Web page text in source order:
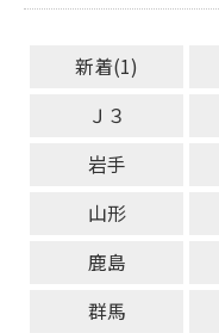
新着(1)
Ｊ３
岩手
山形
鹿島
群馬